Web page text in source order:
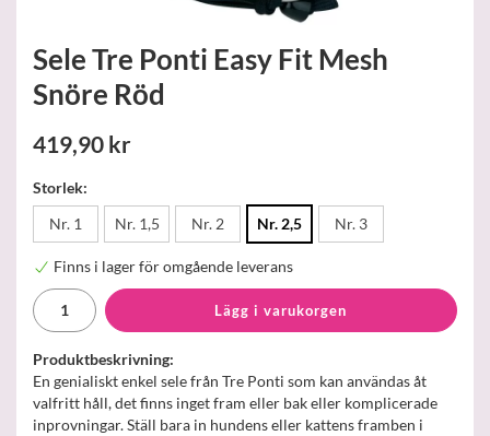
Sele Tre Ponti Easy Fit Mesh
Snöre Röd
419,90 kr
Storlek:
Nr. 1
Nr. 1,5 Nr. 2 Nr. 2,5 Nr. 3
Finns i lager för omgående leverans
Lägg i varukorgen
Produktbeskrivning:
En genialiskt enkel sele från Tre Ponti som kan användas åt
valfritt håll, det finns inget fram eller bak eller komplicerade
inprovningar. Ställ bara in hundens eller kattens framben i